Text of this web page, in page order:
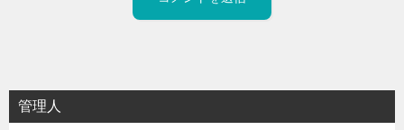
管理人